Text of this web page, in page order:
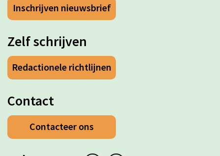
Inschrijven nieuwsbrief
Zelf schrijven
Redactionele richtlijnen
Contact
Contacteer ons